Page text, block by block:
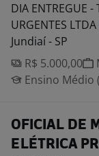
DIA ENTREGUE -
URGENTES LTDA
Jundiaí - SP
R$ 5.000,00
Ensino Médio
OFICIAL DE
ELÉTRICA